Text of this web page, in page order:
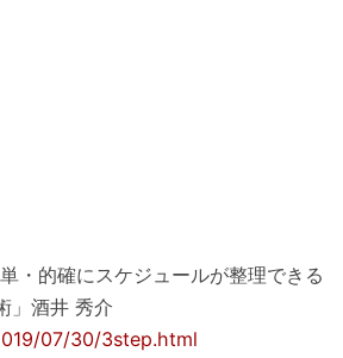
・的確にスケジュールが整理できる
」酒井 秀介
07/30/3step.html